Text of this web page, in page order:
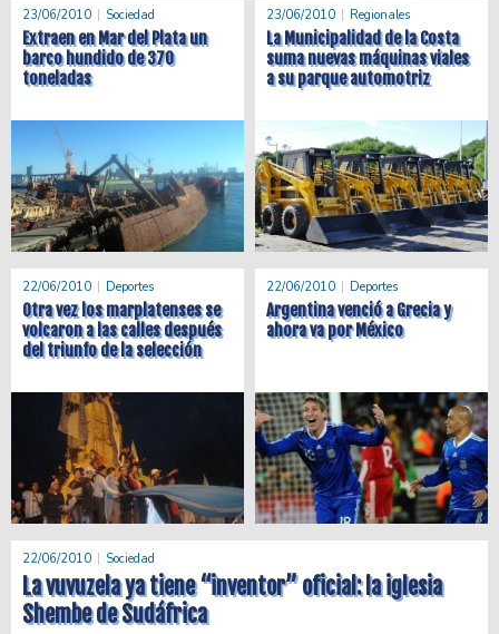
23/06/2010 Sociedad
Extraen en Mar del Plata un
barco hundido de 370
toneladas
23/06/2010 Regionales
La Municipalidad de la Costa
suma nuevas máquinas viales
a su parque automotriz
22/06/2010 Deportes
Otra vez los marplatenses se
volcaron a las calles después
del triunfo de la selección
22/06/2010 Deportes
Argentina venció a Grecia y
ahora va por México
22/06/2010 Sociedad
La vuvuzela ya tiene “inventor” oficial: la iglesia
Shembe de Sudáfrica